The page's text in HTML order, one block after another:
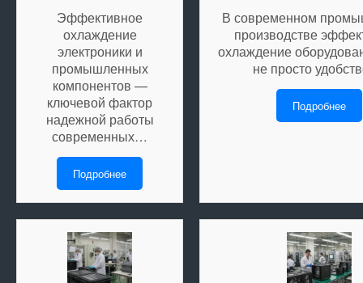
Эффективное
охлаждение
электроники и
промышленных
компонентов —
ключевой фактор
надежной работы
современных…
Подробнее
В современном
производстве
охлаждение
не просто
Подробнее